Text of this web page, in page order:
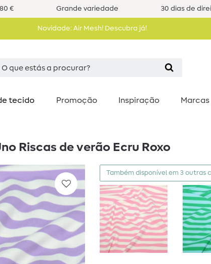
€ Grande variedade 30 dias de
Novidade: Air Mesh! Descubra já!
tecido Promoção Inspiração
Riscas de verão Ecru Roxo
Também disponível em 3 outras